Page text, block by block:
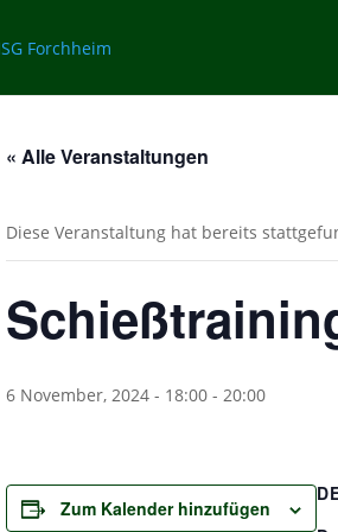
« Alle Veranstaltungen
Diese Veranstaltung hat bereits
6 November, 2024 - 18:00 - 20:00
Zum Kalender hinzufügen